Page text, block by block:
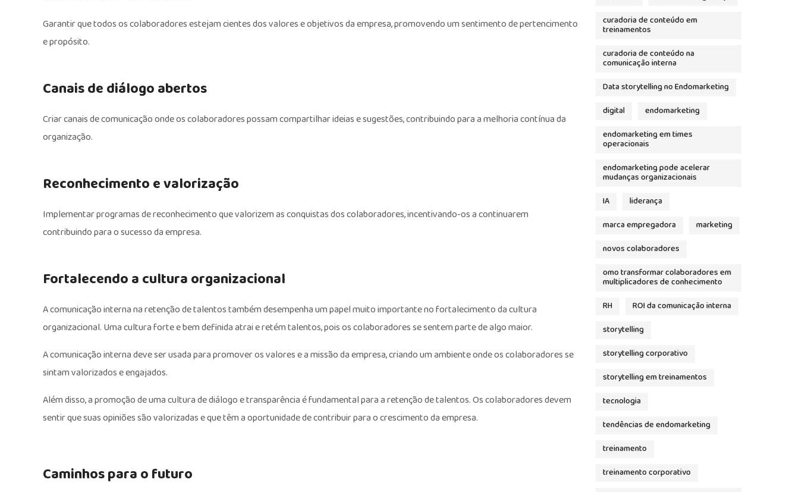
Garantir que todos os colaboradores estejam cientes dos valores e objetivos da empresa, promovendo um sentimento de pertencimento
e propósito.
Canais de diálogo abertos
Criar canais de comunicação onde os colaboradores possam compartilhar ideias e sugestões, contribuindo para a melhoria contínua da
organização.
Reconhecimento e valorização
Implementar programas de reconhecimento que valorizem as conquistas dos colaboradores, incentivando-os a continuarem
contribuindo para o sucesso da empresa.
Fortalecendo a cultura organizacional
A comunicação interna na retenção de talentos também desempenha um papel muito importante no fortalecimento da cultura
organizacional. Uma cultura forte e bem definida atrai e retém talentos, pois os colaboradores se sentem parte de algo maior.
A comunicação interna deve ser usada para promover os valores e a missão da empresa, criando um ambiente onde os colaboradores se
sintam valorizados e engajados.
Além disso, a promoção de uma cultura de diálogo e transparência é fundamental para a retenção de talentos. Os colaboradores devem
sentir que suas opiniões são valorizadas e que têm a oportunidade de contribuir para o crescimento da empresa.
Caminhos para o futuro
curadoria de conteúdo em
treinamentos
curadoria de conteúdo na
comunicação interna
Data storytelling no Endomarketing
digital
endomarketing
endomarketing em times
operacionais
endomarketing pode acelerar
mudanças organizacionais
IA
liderança
marca empregadora
marketing
novos colaboradores
omo transformar colaboradores em
multiplicadores de conhecimento
RH
ROI da comunicação interna
storytelling
storytelling corporativo
storytelling em treinamentos
tecnologia
tendências de endomarketing
treinamento
treinamento corporativo